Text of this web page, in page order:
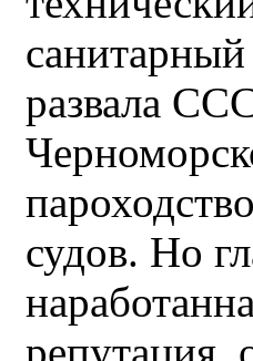
развала
судов. Но
репутация,